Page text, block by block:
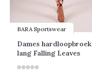
BARA Sportswear
Dames hardloopbroek
lang Falling Leaves